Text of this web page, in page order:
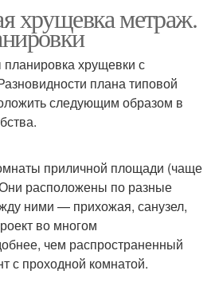
хрущевка метраж.
хрущевки с
плана типовой
следующим образом в
приличной площади (чаще
расположены по разные
ними — прихожая, санузел,
во многом
чем распространенный
с проходной комнатой.